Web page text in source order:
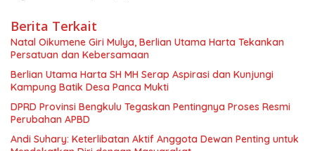
Berita Terkait
‎Natal Oikumene Giri Mulya, Berlian Utama Harta Tekankan
Persatuan dan Kebersamaan
Berlian Utama Harta SH MH Serap Aspirasi dan Kunjungi
Kampung Batik Desa Panca Mukti
DPRD Provinsi Bengkulu Tegaskan Pentingnya Proses Resmi
Perubahan APBD
Andi Suhary: Keterlibatan Aktif Anggota Dewan Penting untuk